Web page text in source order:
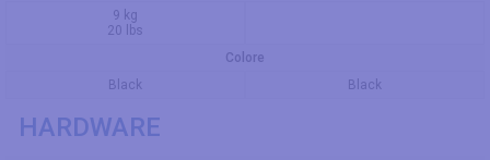
9 kg
20 lbs
Colore
Black
Black
HARDWARE